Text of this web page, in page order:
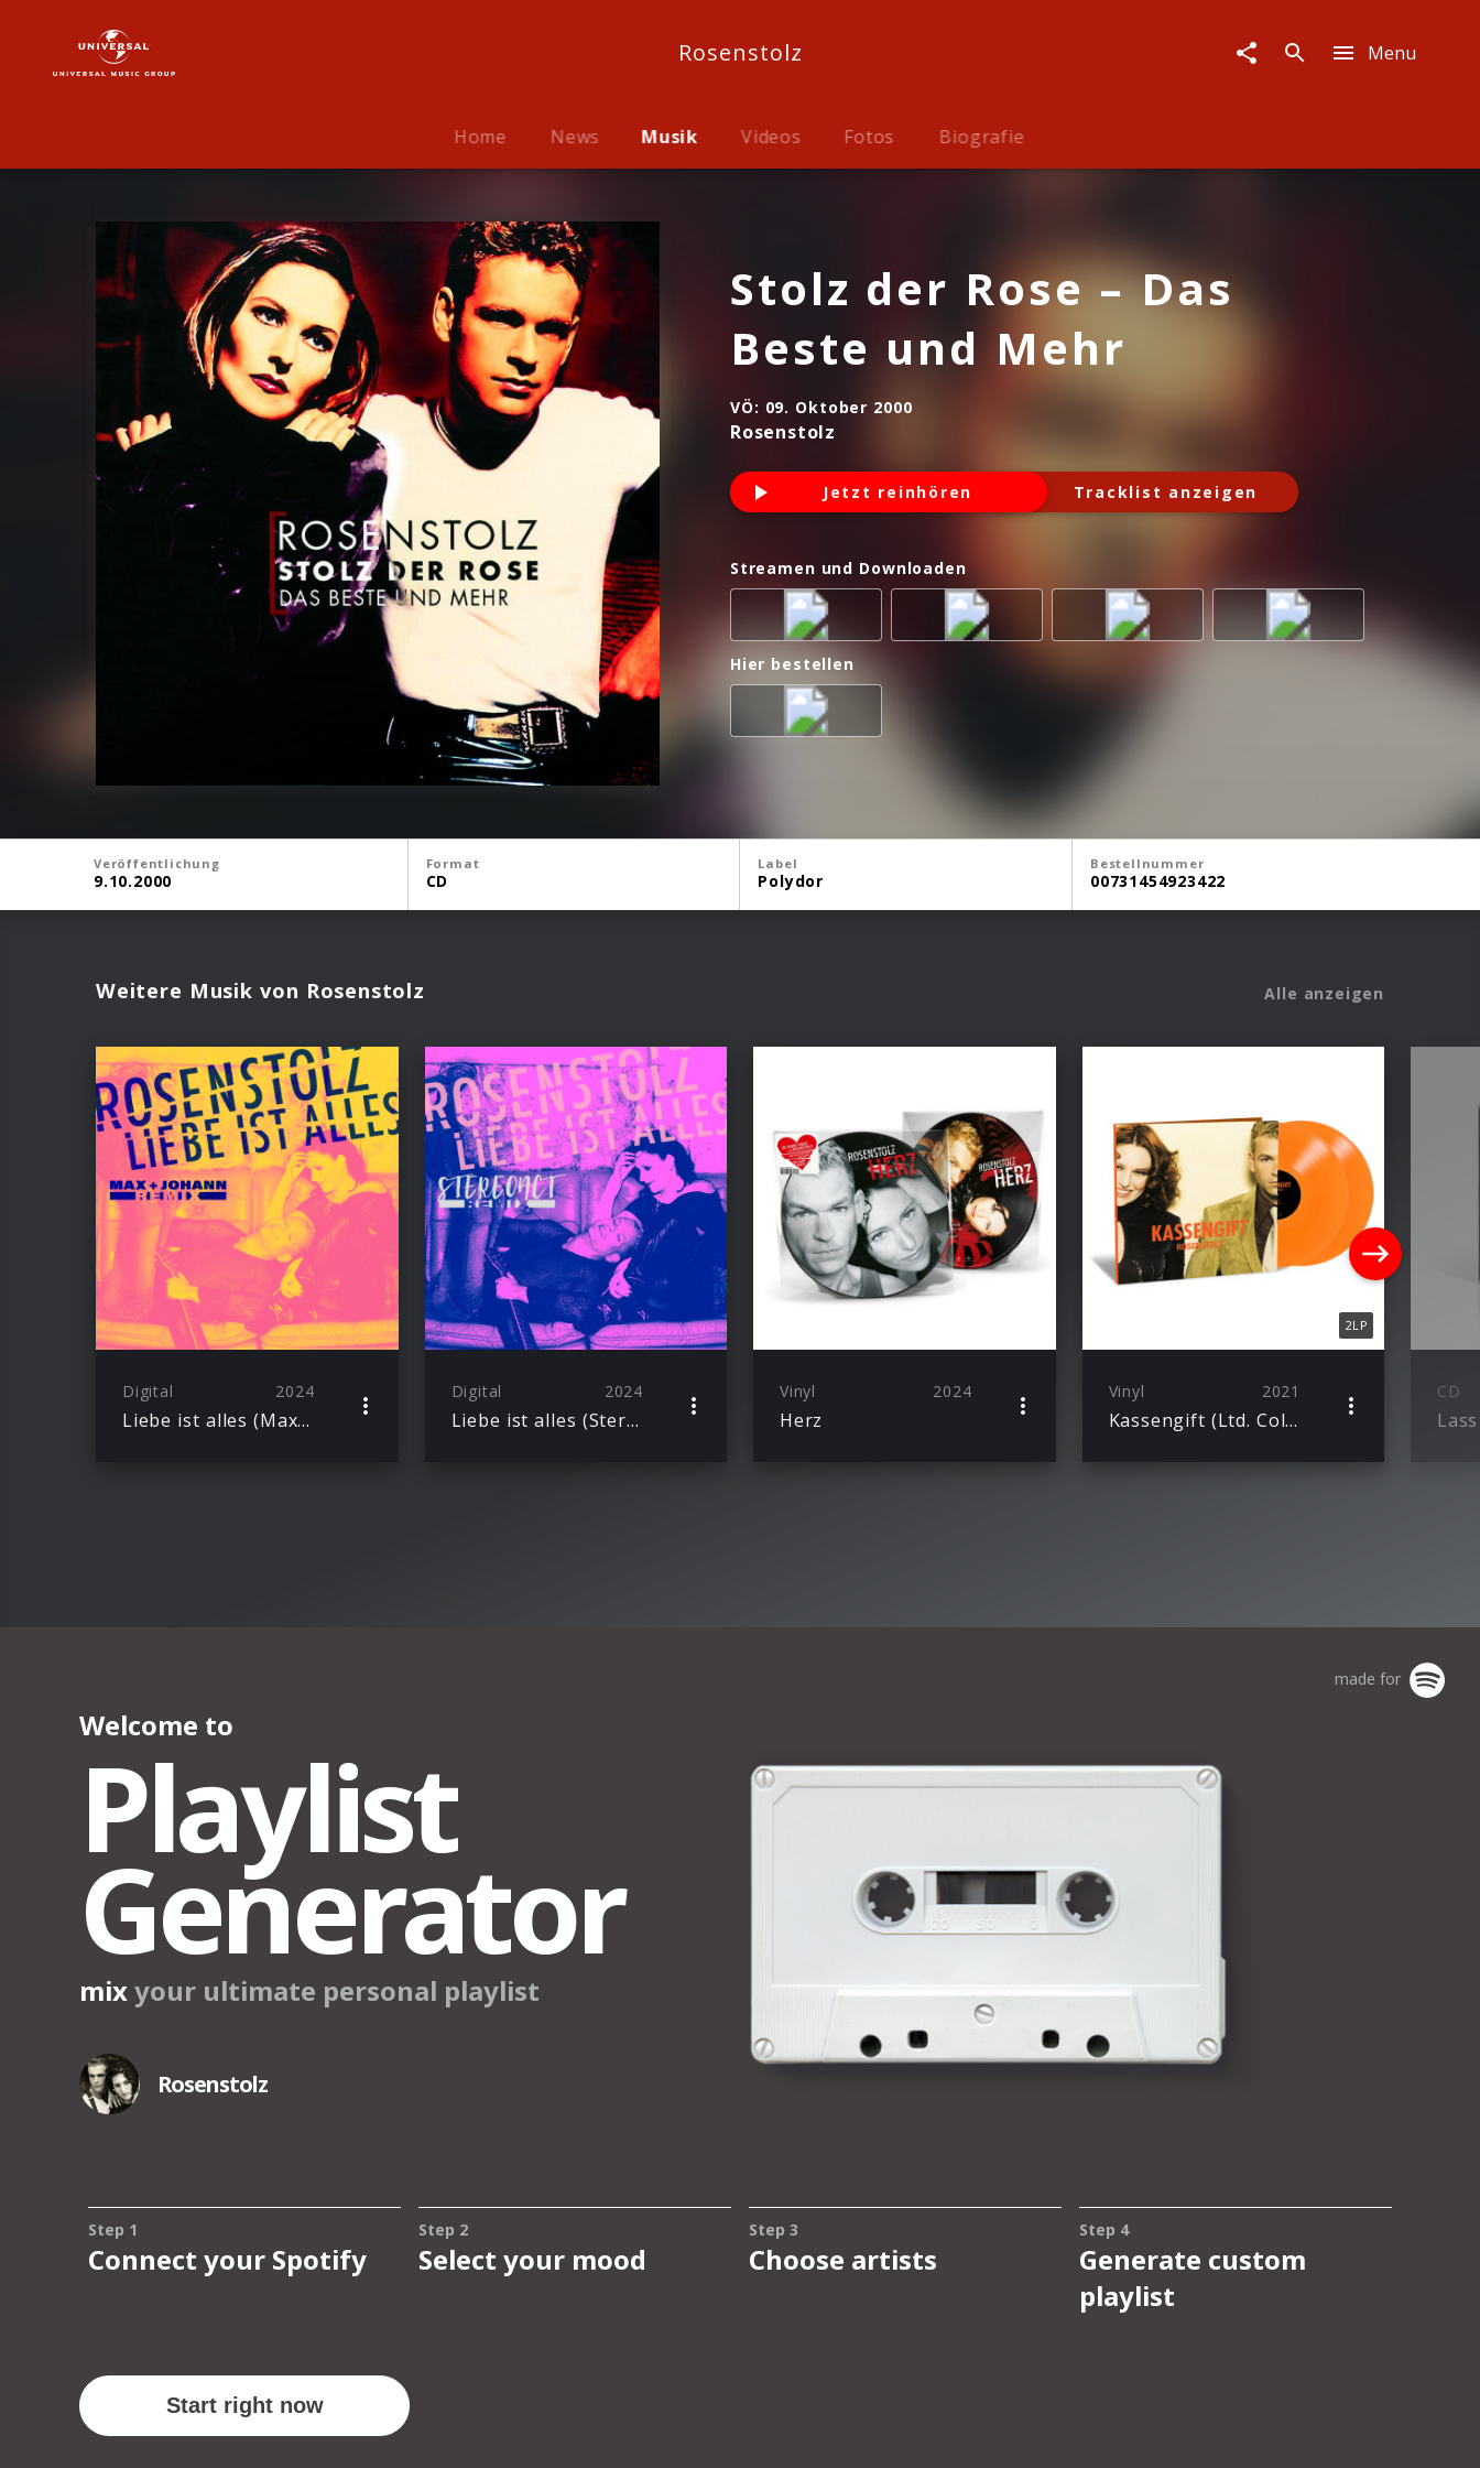
Musik
Rose
Rosenstolz Menu
Home News Musik Videos Fotos Biografie
Stolz der Rose – Das
Beste und Mehr
VÖ: 09. Oktober 2000
Rosenstolz
Jetzt reinhören Tracklist anzeigen
Streamen und Downloaden
Hier bestellen
Veröffentlichung
9.10.2000
Format
CD
Label
Polydor
Bestellnummer
00731454923422
Weitere Musik von Rosenstolz Alle anzeigen
Digital 2024
Liebe ist alles (Max+Johann Remix)
Digital 2024
Liebe ist alles (Stereoact RMX)
Vinyl 2024
Herz
2LP
Vinyl 2021
Kassengift (Ltd. Colored Vinyl)
CD